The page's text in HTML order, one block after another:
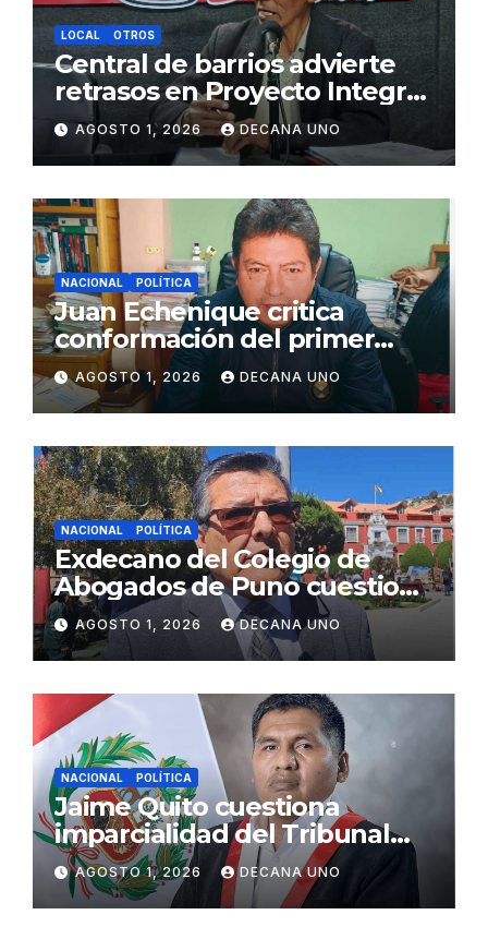
LOCAL OTROS
Central de barrios advierte
retrasos en Proyecto Integral
de Agua y Alcantarillado para
Juliaca
AGOSTO 1, 2026 DECANA UNO
NACIONAL POLÍTICA
Juan Echenique critica
conformación del primer
gabinete ministerial de Keiko
Fujimori
AGOSTO 1, 2026 DECANA UNO
NACIONAL POLÍTICA
Exdecano del Colegio de
Abogados de Puno cuestiona
propuestas sobre seguridad
ciudadana
AGOSTO 1, 2026 DECANA UNO
NACIONAL POLÍTICA
Jaime Quito cuestiona
imparcialidad del Tribunal
Constitucional tras liberación
de Ollanta Humala
AGOSTO 1, 2026 DECANA UNO